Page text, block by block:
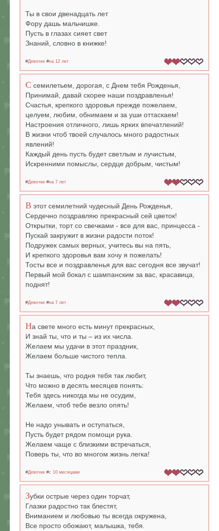
Ты в свои двенадцать лет
Фору дашь мальчишке.
Пусть в глазах сияет свет
Знаний, словно в книжке!
#Девочке #на 12 лет
С семилетьем, дорогая, с Днем тебя Рожденья,
Принимай, давай скорее наши поздравленья!
Счастья, крепкого здоровья прежде пожелаем,
целуем, любим, обнимаем и за уши оттаскаем!
Настроения отличного, лишь ярких впечатлений!
В жизни чтоб твоей случалось много радостных
явлений!
Каждый день пусть будет светлым и лучистым,
Искренними помыслы, сердце добрым, чистым!
#Девочке #на 7 лет
В этот семилетний чудесный День Рожденья,
Сердечно поздравляю прекрасный сей цветок!
Открытки, торт со свечками - все для вас, принцесса -
Пускай закружит в жизни радости поток!
Подружек самых верных, учитесь вы на пять,
И крепкого здоровья вам хочу я пожелать!
Тосты все и поздравленья для вас сегодня все звучат!
Первый мой бокал с шампанским за вас, красавица,
поднят!
#Девочке #на 7 лет
На свете много есть минут прекрасных,
И знай ты, что и ты – из их числа.
Желаем мы удачи в этот праздник,
Желаем больше чистого тепла.
Ты знаешь, что родня тебя так любит,
Что можно в десять месяцев понять:
Тебя здесь никогда мы не осудим,
Желаем, чтоб тебе везло опять!
Не надо унывать и оступаться,
Пусть будет рядом помощи рука.
Желаем чаще с близкими встречаться,
Поверь ты, что во многом жизнь легка!
#Девочке #c 10 месяцами
Зубки острые через один торчат,
Глазки радостно так блестят,
Вниманием и любовью ты всегда окружена,
Все просто обожают, малышка, тебя.